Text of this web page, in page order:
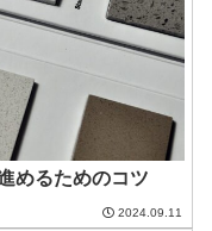
めるためのコツ
2024.09.11